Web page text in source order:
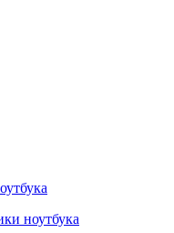
ноутбука